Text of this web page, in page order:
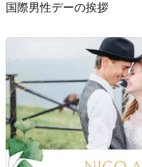
プレビュー
国際男性デーの挨拶